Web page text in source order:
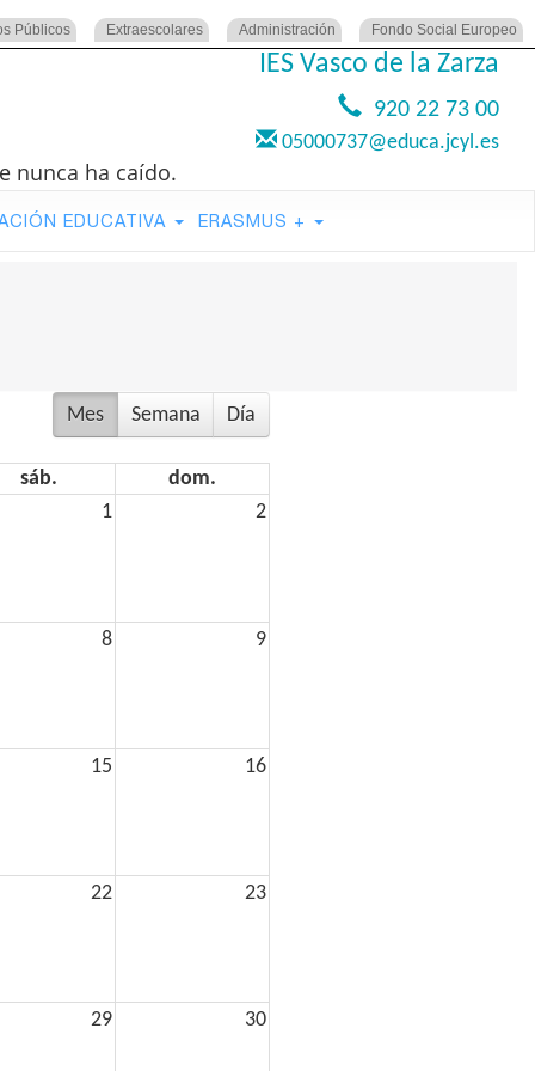
Públicos Extraescolares Administración Fondo Social Europeo
IES Vasco de la Zarza
920 22 73 00
05000737@educa.jcyl.es
nunca ha caído.
EDUCATIVA ERASMUS +
Mes Semana Día
sáb.
dom.
1
2
8 9
15 16
22 23
29 30